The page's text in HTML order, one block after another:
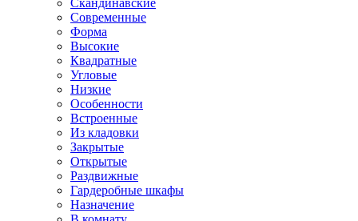
Скандинавские
Современные
Форма
Высокие
Квадратные
Угловые
Низкие
Особенности
Встроенные
Из кладовки
Закрытые
Открытые
Раздвижные
Гардеробные шкафы
Назначение